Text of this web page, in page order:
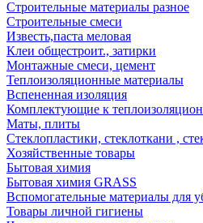
Строительные материалы разное
Строительные смеси
Известь,паста меловая
Клеи общестроит., затирки
Монтажные смеси, цемент
Теплоизоляционные материалы
Вспененная изоляция
Комплектующие к
Маты, плиты
Стеклопластики, стеклоткани ,
Хозяйственные товары
Бытовая химия
Бытовая химия GRASS
Вспомогательные материалы для
Товары личной гигиены